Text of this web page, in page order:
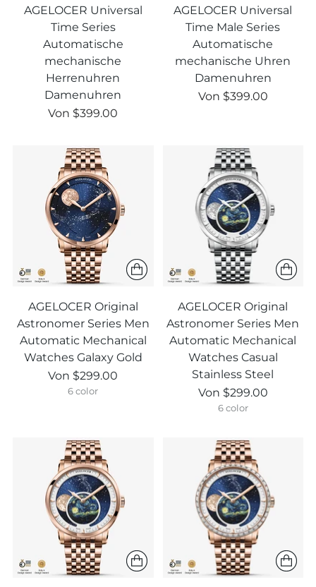
AGELOCER Universal
Time Series
Automatische
mechanische
Herrenuhren
Damenuhren
Regulärer
Von $399.00
AGELOCER Universal
Time Male Series
Automatische
mechanische Uhren
Damenuhren
Regulärer
Von $399.00
AGELOCER Original
Astronomer Series Men
Automatic Mechanical
Watches Galaxy Gold
Von $299.00
6 color
AGELOCER Original
Astronomer Series Men
Automatic Mechanical
Watches Casual
Stainless Steel
Von $299.00
6 color